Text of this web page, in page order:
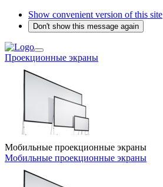
Show convenient version of this site
Don't show this message again
Проекционные экраны
Мобильные проекционные экраны
Мобильные проекционные экраны